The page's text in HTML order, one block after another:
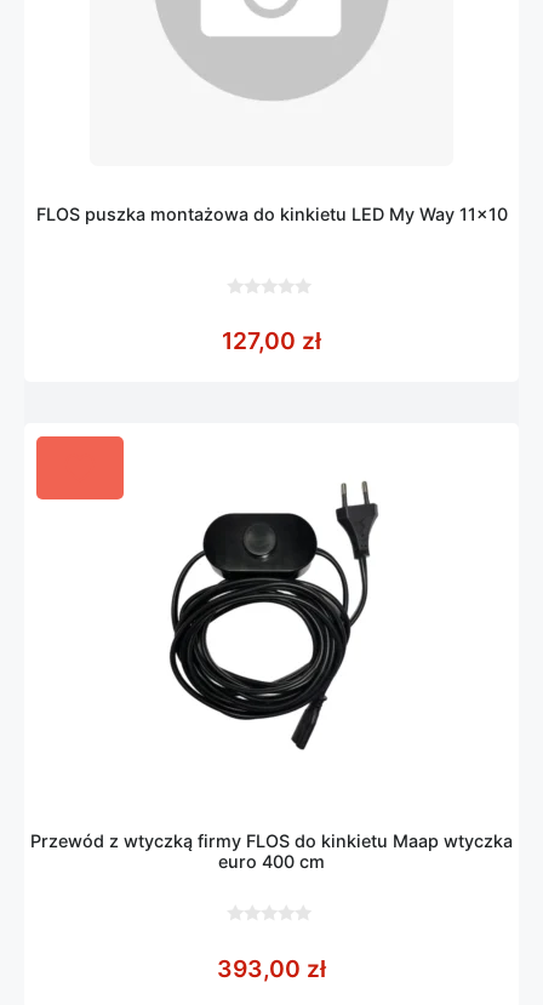
FLOS puszka montażowa do kinkietu LED My Way 11×10
5
127,00 zł
Przewód z wtyczką firmy FLOS do kinkietu Maap wtyczka
euro 400 cm
5
393,00 zł